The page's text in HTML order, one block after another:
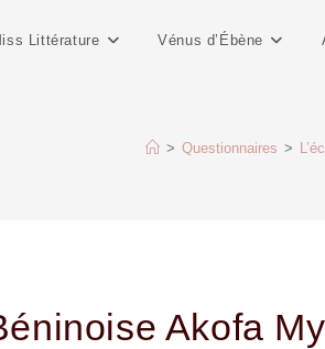
Littérature Vénus d’Ébène
> Questionnaires >
Akofa